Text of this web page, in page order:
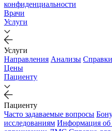
конфиденциальности
Врачи
Услуги
Услуги
Направления Анализы Справки
Цены
Пациенту
Пациенту
Часто задаваемые вопросы
исследованиям Информация об